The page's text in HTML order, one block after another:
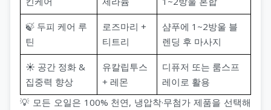
🍃 두피 케어 루
틴
로즈마리 +
티트리
샴푸에 1~2방울 블
렌딩 후 마사지
☀️ 공간 정화 &
집중력 향상
유칼립투스
+ 레몬
디퓨저 또는 룸스프
레이로 활용
💡 모든 오일은 100% 천연, 냉압착·무첨가 제품을 선택해